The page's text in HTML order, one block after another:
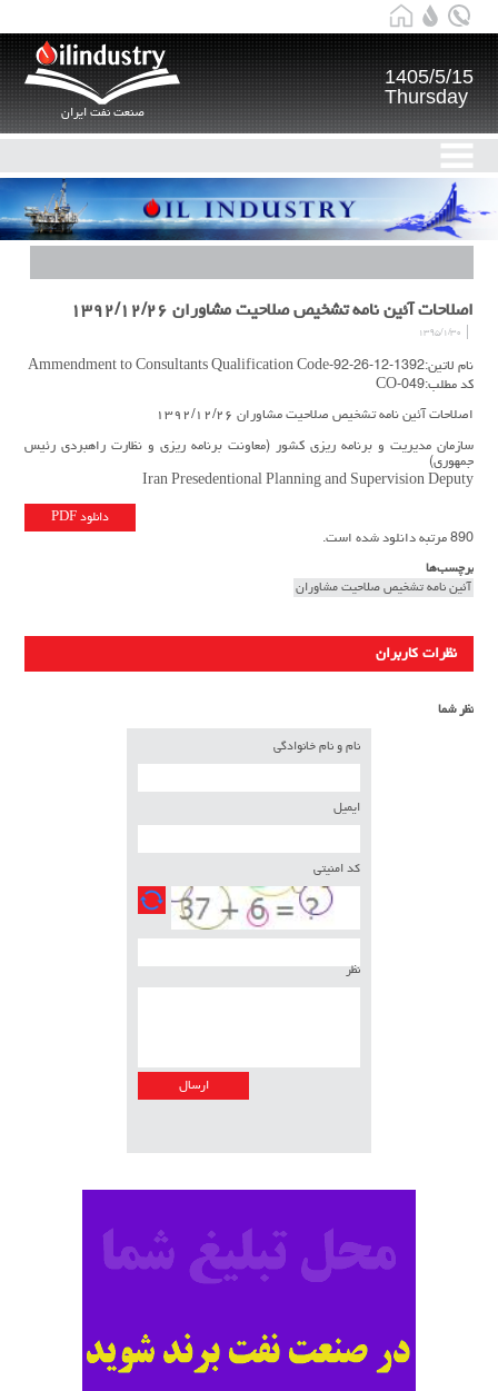
صنعت نفت ایران
1405/5/15
Thursday
اصلاحات آئین نامه تشخیص صلاحیت مشاوران ۱۳۹۲/۱۲/۲۶
۱۳۹۵/۱/۳۰
نام لاتین:1392-12-26-92-Ammendment to Consultants Qualification Code
کد مطلب:CO-049
اصلاحات آئین نامه تشخیص صلاحیت مشاوران ۱۳۹۲/۱۲/۲۶
سازمان مدیریت و برنامه ریزی کشور (معاونت برنامه ریزی و نظارت راهبردی رئیس
جمهوری)
Iran Presedentional Planning and Supervision Deputy
دانلود PDF
890 مرتبه دانلود شده است.
برچسب‌ها
آئین نامه تشخیص صلاحیت مشاوران
نظرات کاربران
نظر شما
نام و نام خانوادگی
ایمیل
کد امنیتی
نظر